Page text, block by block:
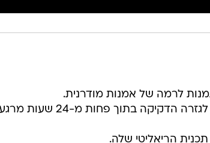
2. היא יכולה ללדת כמה ילדים שתרצה, אך תשוב לגזרה הדקיקה בתוך פחות מ-24 שעות